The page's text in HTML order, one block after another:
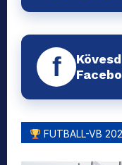
f
FUTBALL-VB